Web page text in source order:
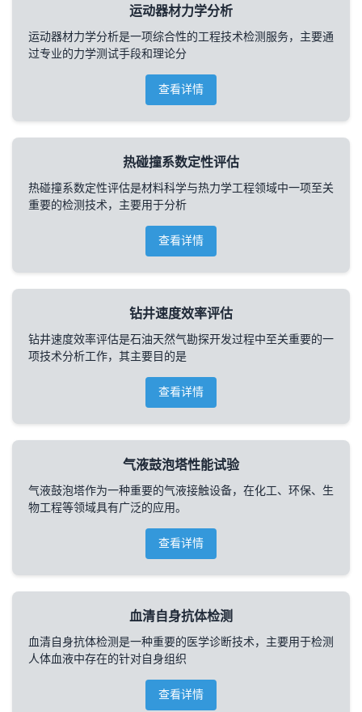
运动器材力学分析
运动器材力学分析是一项综合性的工程技术检测服务，主要通
过专业的力学测试手段和理论分
查看详情
热碰撞系数定性评估
热碰撞系数定性评估是材料科学与热力学工程领域中一项至关
重要的检测技术，主要用于分析
查看详情
钻井速度效率评估
钻井速度效率评估是石油天然气勘探开发过程中至关重要的一
项技术分析工作，其主要目的是
查看详情
气液鼓泡塔性能试验
气液鼓泡塔作为一种重要的气液接触设备，在化工、环保、生
物工程等领域具有广泛的应用。
查看详情
血清自身抗体检测
血清自身抗体检测是一种重要的医学诊断技术，主要用于检测
人体血液中存在的针对自身组织
查看详情